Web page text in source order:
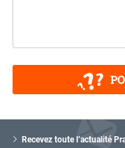
Recevez toute l’actualité
o